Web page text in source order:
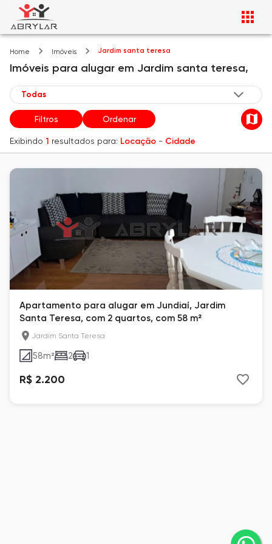
Home Imóveis Jardim santa teresa
Imóveis para alugar em Jardim santa teresa,
Filtros Ordenar
Exibindo 1 resultados para: Locação - Cidade
Apartamento para alugar em Jundiaí, Jardim
Santa Teresa, com 2 quartos, com 58 m²
Jardim Santa Teresa
58m² 2 1
R$ 2.200